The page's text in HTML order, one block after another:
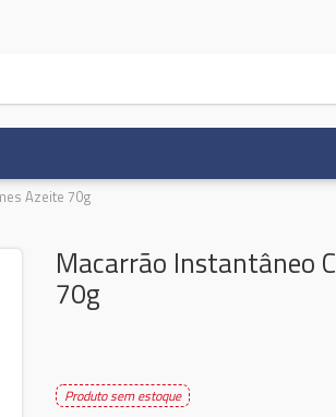
Azeite 70g
Macarrão Instantâneo
70g
Produto sem estoque